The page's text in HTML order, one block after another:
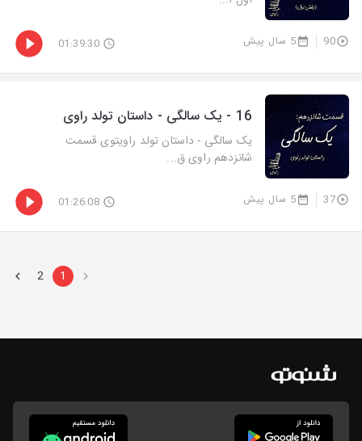
90 5 سال پیش 01:39:30
16 - یک سالگی - داستان تولد راوی
یک سالگی - داستان تولد راویتوی قسمت
شانزدهم راوی ق...
37 5 سال پیش 01:26:08
1
2